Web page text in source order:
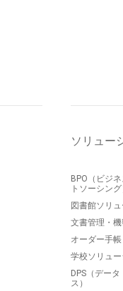
ソリュー
BPO（ビジ
トソーシング
図書館ソリ
文書管理・
オーダー手
学校ソリュ
DPS（デー
ス）